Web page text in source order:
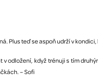
Plus teď se aspoň udrží v
odložení, když trénuji s tím
– Sofi